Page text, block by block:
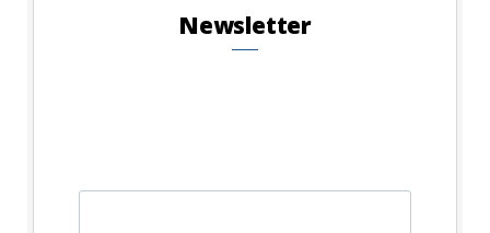
Newsletter